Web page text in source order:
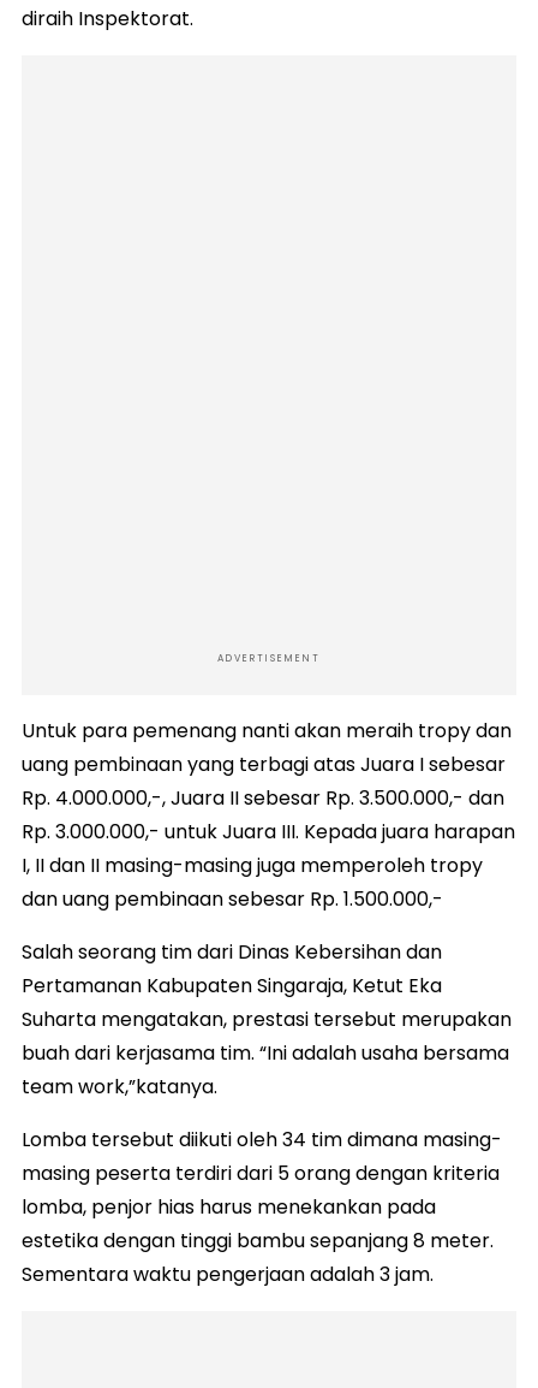
diraih Inspektorat.
ADVERTISEMENT
Untuk para pemenang nanti akan meraih tropy dan
uang pembinaan yang terbagi atas Juara I sebesar
Rp. 4.000.000,-, Juara II sebesar Rp. 3.500.000,- dan
Rp. 3.000.000,- untuk Juara III. Kepada juara harapan
I, II dan II masing-masing juga memperoleh tropy
dan uang pembinaan sebesar Rp. 1.500.000,-
Salah seorang tim dari Dinas Kebersihan dan
Pertamanan Kabupaten Singaraja, Ketut Eka
Suharta mengatakan, prestasi tersebut merupakan
buah dari kerjasama tim. “Ini adalah usaha bersama
team work,”katanya.
Lomba tersebut diikuti oleh 34 tim dimana masing-
masing peserta terdiri dari 5 orang dengan kriteria
lomba, penjor hias harus menekankan pada
estetika dengan tinggi bambu sepanjang 8 meter.
Sementara waktu pengerjaan adalah 3 jam.